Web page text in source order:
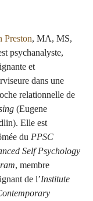
Preston, MA, MS,
psychanalyste,
et
dans une
relationnelle de
(Eugene
Elle est
du PPSC
Self Psychology
, membre
de l’Institute